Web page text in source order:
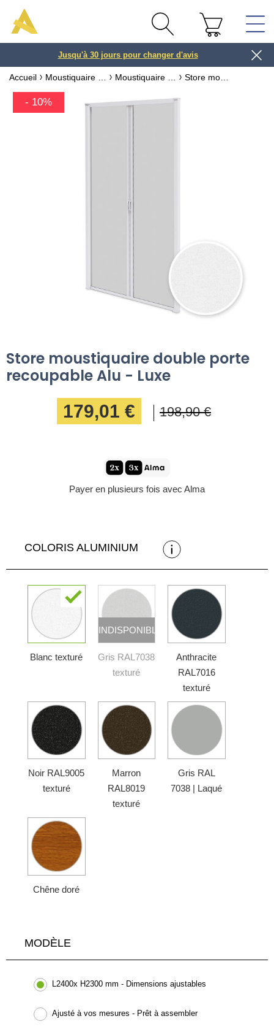
3 ou 4x
Jusqu'à 30 jours pour changer d'avis
Accueil
- 10%
Store moustiquaire double porte
recoupable Alu - Luxe
179,01 €
198,90 €
Payer en plusieurs fois avec Alma
COLORIS ALUMINIUM
Blanc texturé
INDISPONIBLE
Gris RAL7038
texturé
Anthracite
RAL7016
texturé
Noir RAL9005
texturé
Marron
RAL8019
texturé
Gris RAL
7038 | Laqué
Chêne doré
MODÈLE
L2400x H2300 mm - Dimensions ajustables
Ajusté à vos mesures - Prêt à assembler